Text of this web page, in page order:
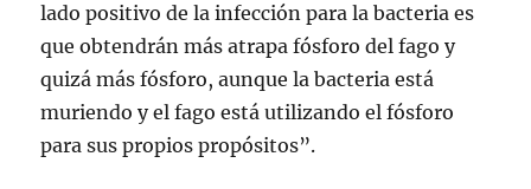
lado positivo de la infección para la bacteria es
que obtendrán más atrapa fósforo del fago y
quizá más fósforo, aunque la bacteria está
muriendo y el fago está utilizando el fósforo
para sus propios propósitos”.